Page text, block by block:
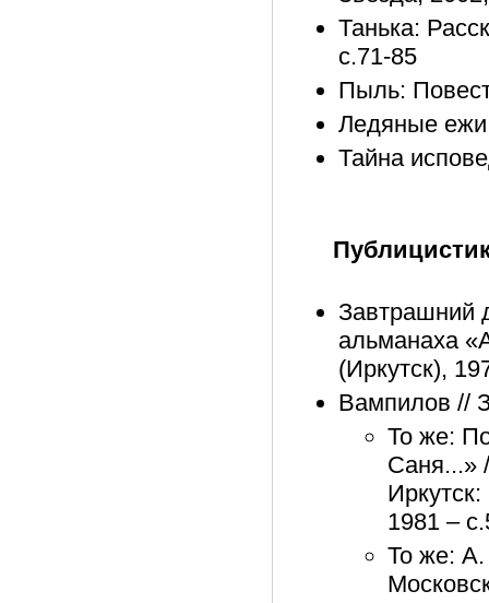
Танька:
с.71-85
Пыль:
Ледяные
Тайна
Завтрашний
альманаха
(Иркутск),
Вампилов //
То же:
Саня...»
1981 –
То же: